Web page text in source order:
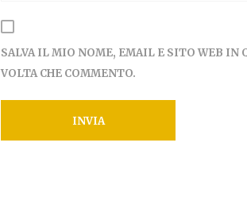
SALVA IL MIO NOME, EMAIL E SITO WEB IN
VOLTA CHE COMMENTO.